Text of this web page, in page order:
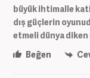
büyük ihtimalle
dış güçlerin
etmeli dünya
Beğen